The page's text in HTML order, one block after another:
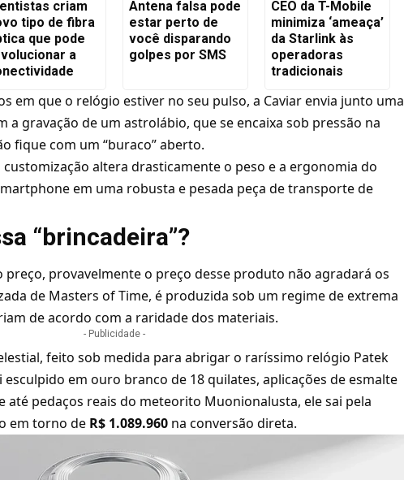
criam
tipo de fibra
que pode
a
Antena falsa pode
estar perto de
você disparando
golpes por SMS
CEO da T-Mobile
minimiza ‘ameaça’
da Starlink às
operadoras
tradicionais
em que o relógio estiver no seu pulso, a Caviar envia junto uma
a gravação de um astrolábio, que se encaixa sob pressão na
fique com um “buraco” aberto.
customização altera drasticamente o peso e a ergonomia do
em uma robusta e pesada peça de transporte de
“brincadeira”?
preço, provavelmente o preço desse produto não agradará os
de Masters of Time, é produzida sob um regime de extrema
de acordo com a raridade dos materiais.
- Publicidade -
feito sob medida para abrigar o raríssimo relógio Patek
esculpido em ouro branco de 18 quilates, aplicações de esmalte
até pedaços reais do meteorito Muonionalusta, ele sai pela
em torno de R$ 1.089.960 na conversão direta.